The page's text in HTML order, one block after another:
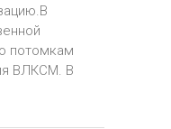
потомкам
ВЛКСМ. В